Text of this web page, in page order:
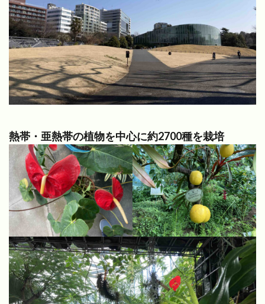
熱帯・亜熱帯の植物を中心に約2700種を栽培